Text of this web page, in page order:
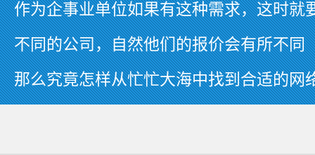
作为企事业单位如果有这种需求，这时就
不同的公司，自然他们的报价会有所不同
那么究竟怎样从忙忙大海中找到合适的网